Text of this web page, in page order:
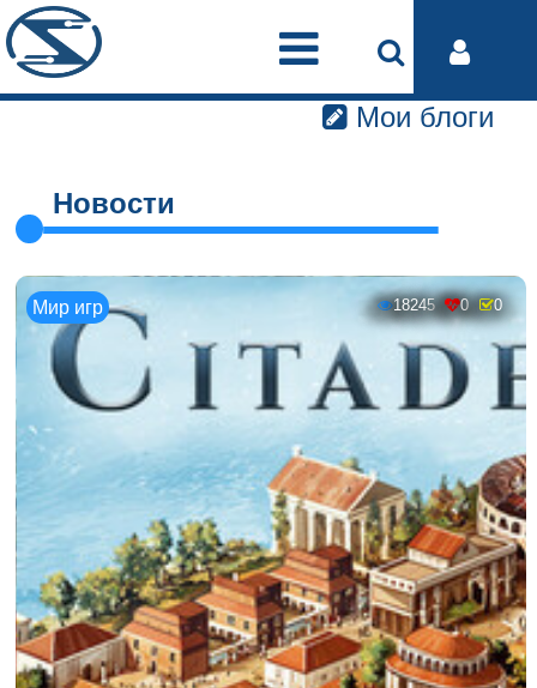
Мои блоги
Новости
Мир игр 18245 0 0